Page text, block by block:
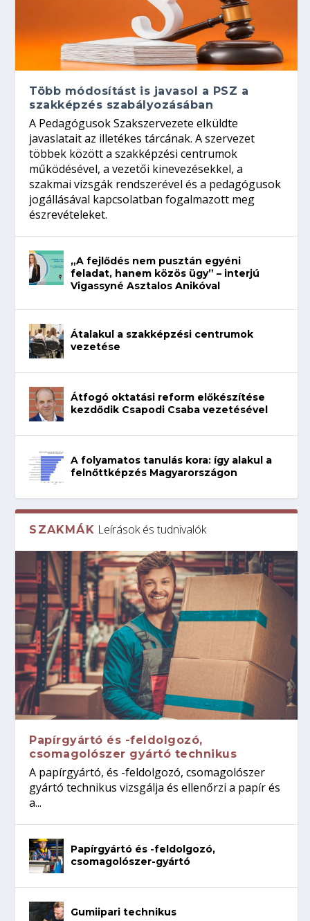
Több módosítást is javasol a PSZ a
szakképzés szabályozásában
A Pedagógusok Szakszervezete elküldte
javaslatait az illetékes tárcának. A szervezet
többek között a szakképzési centrumok
működésével, a vezetői kinevezésekkel, a
szakmai vizsgák rendszerével és a pedagógusok
jogállásával kapcsolatban fogalmazott meg
észrevételeket.
„A fejlődés nem pusztán egyéni
feladat, hanem közös ügy” – interjú
Vigassyné Asztalos Anikóval
Átalakul a szakképzési centrumok
vezetése
Átfogó oktatási reform előkészítése
kezdődik Csapodi Csaba vezetésével
A folyamatos tanulás kora: így alakul a
felnőttképzés Magyarországon
SZAKMÁK Leírások és tudnivalók
Papírgyártó és -feldolgozó,
csomagolószer gyártó technikus
A papírgyártó, és -feldolgozó, csomagolószer
gyártó technikus vizsgálja és ellenőrzi a papír és
a...
Papírgyártó és -feldolgozó,
csomagolószer-gyártó
Gumiipari technikus